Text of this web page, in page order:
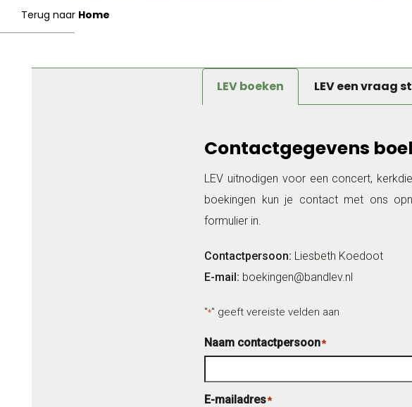
Terug naar Home
LEV boeken LEV een vraag
Contactgegevens
LEV uitnodigen voor een concert,
boekingen kun je contact met ons
formulier in.
Contactpersoon: Liesbeth Koedoot
E-mail: boekingen@bandlev.nl
"*" geeft vereiste velden aan
Naam contactpersoon*
E-mailadres*